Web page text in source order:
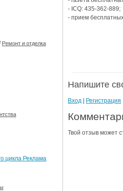
движения транспорта на майские
- ICQ: 435-362-889;
- прием
Напишите
Вход Регистрация
Твой отзыв может
Ремонт и отделка
цикла Реклама